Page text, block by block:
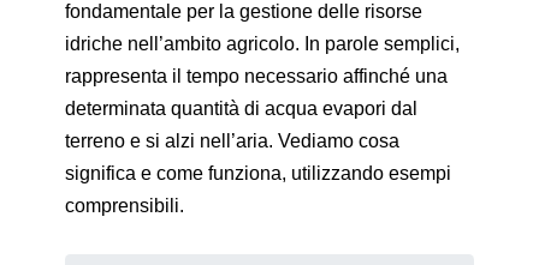
fondamentale per la gestione delle risorse
idriche nell’ambito agricolo. In parole semplici,
rappresenta il tempo necessario affinché una
determinata quantità di acqua evapori dal
terreno e si alzi nell’aria. Vediamo cosa
significa e come funziona, utilizzando esempi
comprensibili.